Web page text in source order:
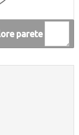
parete